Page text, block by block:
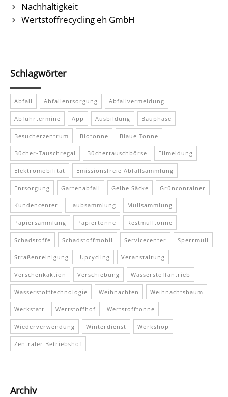
Nachhaltigkeit
Wertstoffrecycling eh GmbH
Schlagwörter
Abfall Abfallentsorgung Abfallvermeidung
Abfuhrtermine App Ausbildung Bauphase
Besucherzentrum Biotonne Blaue Tonne
Bücher-Tauschregal Büchertauschbörse Eilmeldung
Elektromobilität Emissionsfreie Abfallsammlung
Entsorgung Gartenabfall Gelbe Säcke Grüncontainer
Kundencenter Laubsammlung Müllsammlung
Papiersammlung Papiertonne Restmülltonne
Schadstoffe Schadstoffmobil Servicecenter Sperrmüll
Straßenreinigung Upcycling Veranstaltung
Verschenkaktion Verschiebung Wasserstoffantrieb
Wasserstofftechnologie Weihnachten Weihnachtsbaum
Werkstatt Wertstoffhof Wertstofftonne
Wiederverwendung Winterdienst Workshop
Zentraler Betriebshof
Archiv